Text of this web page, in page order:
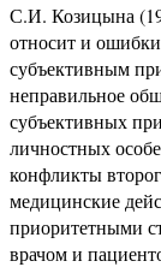
С.И. Козицына
относит и
субъективным
неправильное
субъективных
личностных
конфликты
медицинские
приоритетными
врачом и